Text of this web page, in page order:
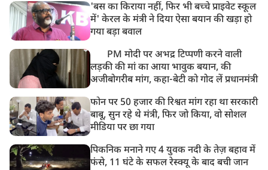
'बस का किराया नहीं, फिर भी बच्चे प्राइवेट स्कूल
में' केरल के मंत्री ने दिया ऐसा बयान की खड़ा हो
गया बड़ा बवाल
PM मोदी पर अभद्र टिप्पणी करने वाली
लड़की की मां का आया भावुक बयान, की
अजीबोगरीब मांग, कहा-बेटी को गोद लें प्रधानमंत्री
फोन पर 50 हजार की रिश्वत मांग रहा था सरकारी
बाबू, सुन रहे थे मंत्री, फिर जो किया, वो सोशल
मीडिया पर छा गया
पिकनिक मनाने गए 4 युवक नदी के तेज़ बहाव में
फंसे, 11 घंटे के सफल रेस्क्यू के बाद बची जान